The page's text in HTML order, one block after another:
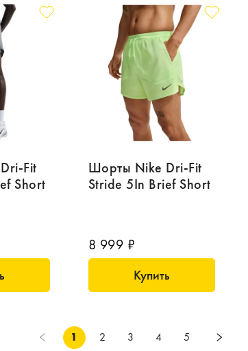
Fit
Short
Шорты Nike Dri-Fit
Stride 5In Brief Short
8 999 ₽
Купить
1 2 3 4 5